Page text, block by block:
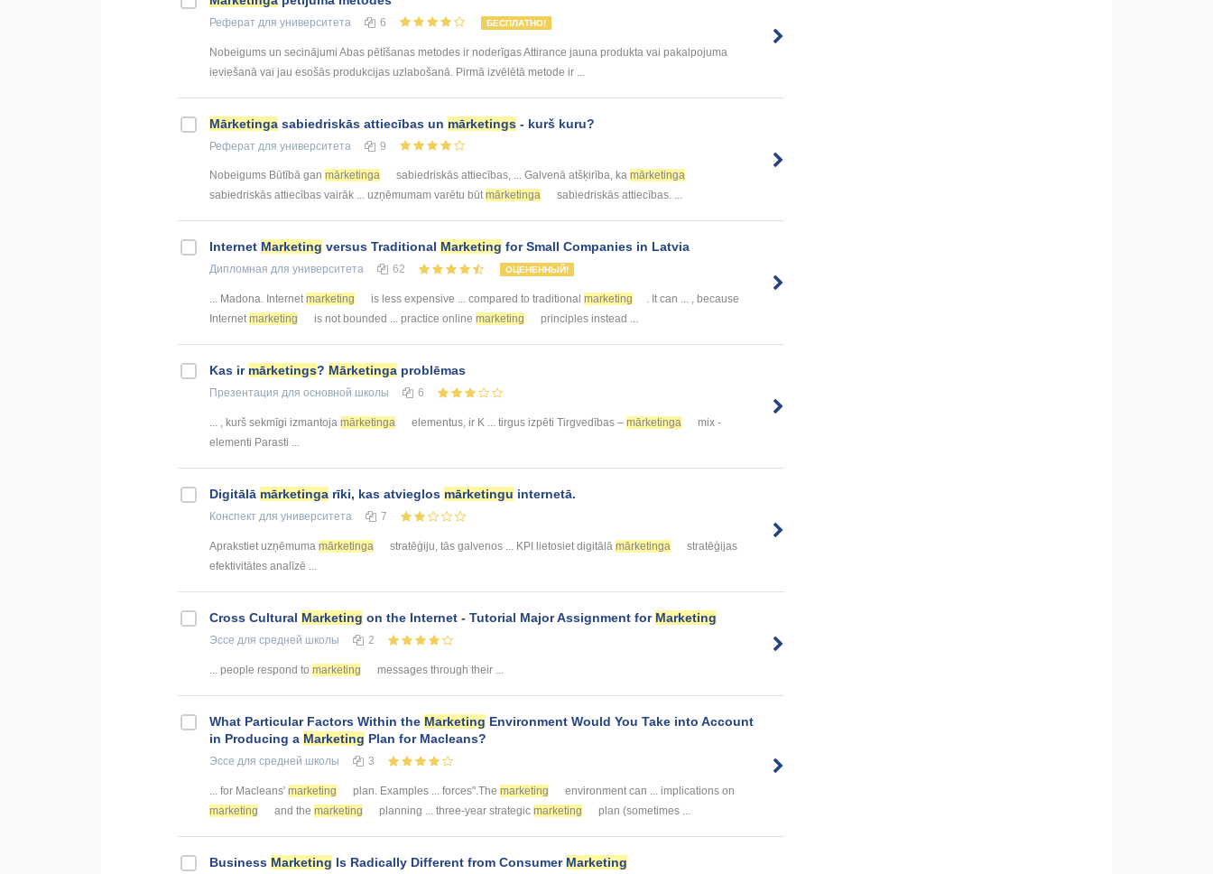
Реферат для университета 6 БЕСПЛАТНО!
Nobeigums un secinājumi Abas pētīšanas metodes ir noderīgas Attirance jauna produkta vai pakalpojuma
ieviešanā vai jau esošās produkcijas uzlabošanā. Pirmā izvēlētā metode ir ...
Mārketinga sabiedriskās attiecības un mārketings - kurš kuru?
Реферат для университета 9
Nobeigums Būtībā gan mārketinga sabiedriskās attiecības, ... Galvenā atšķirība, ka mārketinga
sabiedriskās attiecības vairāk ... uzņēmumam varētu būt mārketinga sabiedriskās attiecības. ...
Internet Marketing versus Traditional Marketing for Small Companies in Latvia
Дипломная для университета 62 ОЦЕНЕННЫЙ!
... Madona. Internet marketing is less expensive ... compared to traditional marketing
. It can ... , because
Internet marketing is not bounded ... practice online marketing principles instead ...
Kas ir mārketings? Mārketinga problēmas
Презентация для основной школы 6
... , kurš sekmīgi izmantoja mārketinga elementus, ir K ... tirgus izpēti Tirgvedības – mārketinga
mix -
elementi Parasti ...
Digitālā mārketinga rīki, kas atvieglos mārketingu internetā.
Конспект для университета 7
Aprakstiet uzņēmuma mārketinga stratēģiju, tās galvenos ... KPI lietosiet digitālā mārketinga
stratēģijas
efektivitātes analīzē ...
Cross Cultural Marketing on the Internet - Tutorial Major Assignment for Marketing
Эссе для средней школы 2
... people respond to marketing messages through their ...
What Particular Factors Within the Marketing Environment Would You Take into Account
in Producing a Marketing Plan for Macleans?
Эссе для средней школы 3
... for Macleans' marketing plan. Examples ... forces".The marketing
environment can ... implications on
marketing
and the marketing planning ... three-year strategic marketing plan (sometimes ...
Business Marketing Is Radically Different from Consumer Marketing